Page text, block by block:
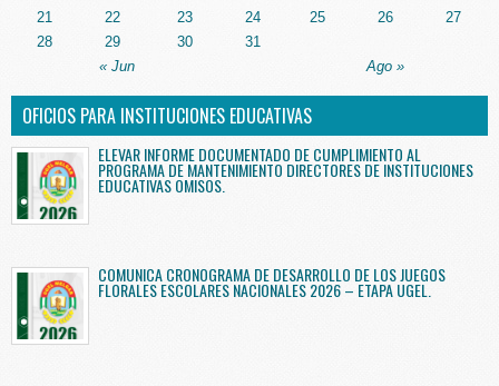
« Jun Ago »
21
22 23 24 25 26
27
28
29 30 31
OFICIOS PARA INSTITUCIONES EDUCATIVAS
ELEVAR INFORME DOCUMENTADO DE CUMPLIMIENTO AL
PROGRAMA DE MANTENIMIENTO DIRECTORES DE INSTITUCIONES
EDUCATIVAS OMISOS.
COMUNICA CRONOGRAMA DE DESARROLLO DE LOS JUEGOS
FLORALES ESCOLARES NACIONALES 2026 – ETAPA UGEL.